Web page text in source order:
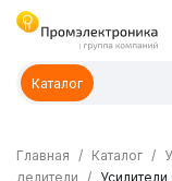
Каталог
Главная Каталог
делители
Усилители